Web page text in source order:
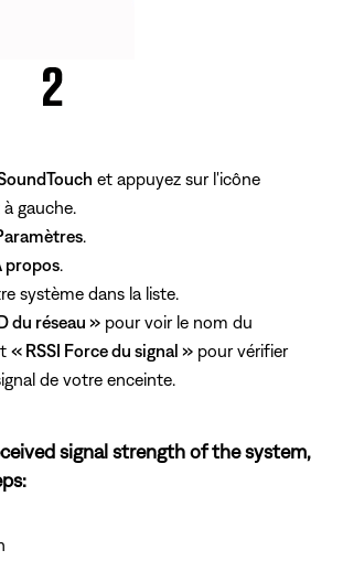
et appuyez sur l'icône
gauche.
propos
système dans la liste.
du réseau » pour voir le nom du
« RSSI Force du signal » pour vérifier
de votre enceinte.
signal strength of the system,